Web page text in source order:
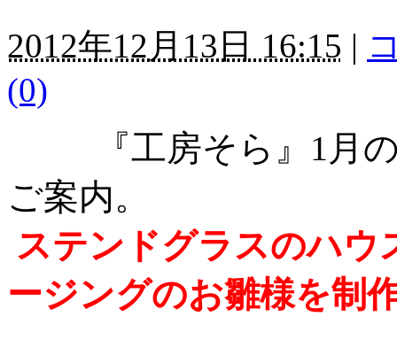
2012年12月13日 16:15 |
(0)
『工房そら』1月
ご案内。
ステンドグラスのハウ
ージングのお雛様を制